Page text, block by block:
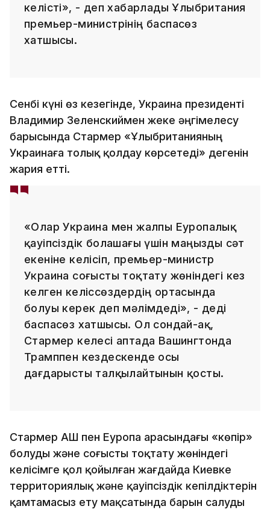
келісті», - деп хабарлады Ұлыбритания
премьер-министрінің баспасөз
хатшысы.
Сенбі күні өз кезегінде, Украина президенті
Владимир Зеленскиймен жеке әңгімелесу
барысында Стармер «Ұлыбританияның
Украинаға толық қолдау көрсетеді» дегенін
жария етті.
«Олар Украина мен жалпы Еуропалық
қауіпсіздік болашағы үшін маңызды сәт
екеніне келісіп, премьер-министр
Украина соғысты тоқтату жөніндегі кез
келген келіссөздердің ортасында
болуы керек деп мәлімдеді», - деді
баспасөз хатшысы. Ол сондай-ақ,
Стармер келесі аптада Вашингтонда
Трамппен кездескенде осы
дағдарысты талқылайтынын қосты.
Стармер АҚШ пен Еуропа арасындағы «көпір»
болуды және соғысты тоқтату жөніндегі
келісімге қол қойылған жағдайда Киевке
территориялық және қауіпсіздік кепілдіктерін
қамтамасыз ету мақсатында барын салуды